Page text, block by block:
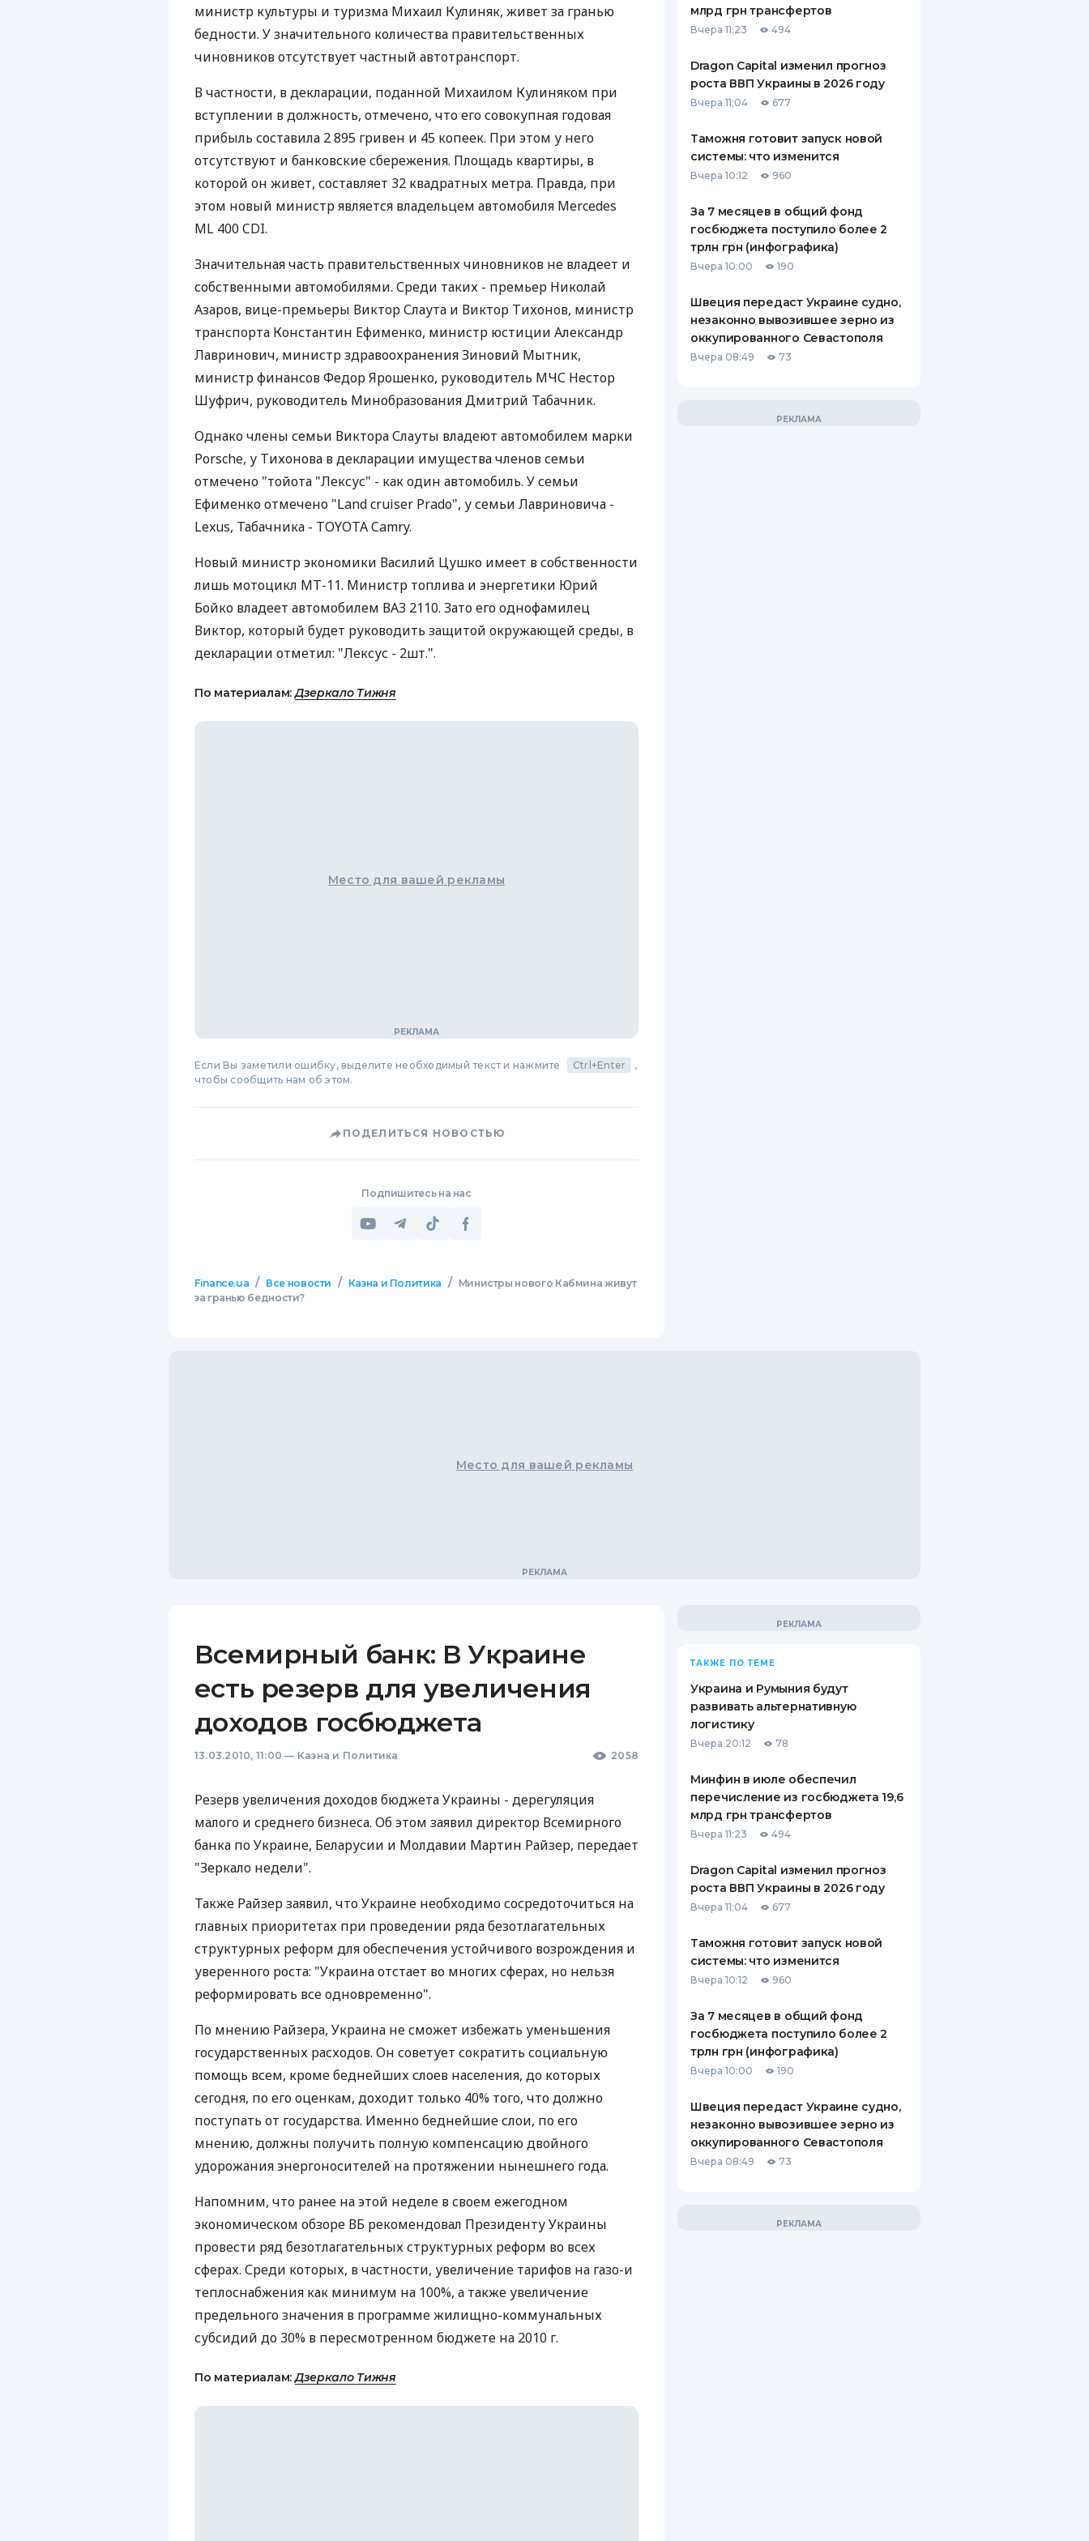
КЕШБЭКА
БАНКОВСКИМ КАРТАМ
ПУТЕВОДИТЕЛИ ПО
ВСЕ СТРАХОВЫЕ ПОЛИСЫ
СТРАХОВЫЕ КОМПАНИИ
ОТЗЫВЫ О СТРАХОВЫХ
КОМПАНИЯХ
КОНТАКТЫ
министр культуры и туризма Михаил Кулиняк, живет за гранью
бедности. У значительного количества правительственных
чиновников отсутствует частный автотранспорт.
В частности, в декларации, поданной Михаилом Кулиняком при
вступлении в должность, отмечено, что его совокупная годовая
прибыль составила 2 895 гривен и 45 копеек. При этом у него
отсутствуют и банковские сбережения. Площадь квартиры, в
которой он живет, составляет 32 квадратных метра. Правда, при
этом новый министр является владельцем автомобиля Mercedes
ML 400 CDI.
Значительная часть правительственных чиновников не владеет и
собственными автомобилями. Среди таких - премьер Николай
Азаров, вице-премьеры Виктор Слаута и Виктор Тихонов, министр
транспорта Константин Ефименко, министр юстиции Александр
Лавринович, министр здравоохранения Зиновий Мытник,
министр финансов Федор Ярошенко, руководитель МЧС Нестор
Шуфрич, руководитель Минобразования Дмитрий Табачник.
Однако члены семьи Виктора Слауты владеют автомобилем марки
Porsche, у Тихонова в декларации имущества членов семьи
отмечено "тойота "Лексус" - как один автомобиль. У семьи
Ефименко отмечено "Land cruiser Prado", у семьи Лавриновича -
Lexus, Табачника - TOYOTA Camry.
Новый министр экономики Василий Цушко имеет в собственности
лишь мотоцикл МТ-11. Министр топлива и энергетики Юрий
Бойко владеет автомобилем ВАЗ 2110. Зато его однофамилец
Виктор, который будет руководить защитой окружающей среды, в
декларации отметил: "Лексус - 2шт.".
По материалам:Дзеркало Тижня
Место для вашей рекламы
Если Вы заметили ошибку, выделите необходимый текст и нажмите Ctrl+Enter
,
чтобы сообщить нам об этом.
ПОДЕЛИТЬСЯ НОВОСТЬЮ
Подпишитесь на нас
Finance.ua / Все новости / Казна и Политика /
Министры нового Кабмина живут
за гранью бедности?
млрд грн трансфертов
Вчера 11:23 494
Dragon Capital изменил прогноз
роста ВВП Украины в 2026 году
Вчера 11:04 677
Таможня готовит запуск новой
системы: что изменится
Вчера 10:12 960
За 7 месяцев в общий фонд
госбюджета поступило более 2
трлн грн (инфографика)
Вчера 10:00 190
Швеция передаст Украине судно,
незаконно вывозившее зерно из
оккупированного Севастополя
Вчера 08:49 73
Место для вашей рекламы
Всемирный банк: В Украине
есть резерв для увеличения
доходов госбюджета
13.03.2010, 11:00 — Казна и Политика 2058
Резерв увеличения доходов бюджета Украины - дерегуляция
малого и среднего бизнеса. Об этом заявил директор Всемирного
банка по Украине, Беларусии и Молдавии Мартин Райзер, передает
"Зеркало недели".
Также Райзер заявил, что Украине необходимо сосредоточиться на
главных приоритетах при проведении ряда безотлагательных
структурных реформ для обеспечения устойчивого возрождения и
уверенного роста: "Украина отстает во многих сферах, но нельзя
реформировать все одновременно".
По мнению Райзера, Украина не сможет избежать уменьшения
государственных расходов. Он советует сократить социальную
помощь всем, кроме беднейших слоев населения, до которых
сегодня, по его оценкам, доходит только 40% того, что должно
поступать от государства. Именно беднейшие слои, по его
мнению, должны получить полную компенсацию двойного
удорожания энергоносителей на протяжении нынешнего года.
Напомним, что ранее на этой неделе в своем ежегодном
экономическом обзоре ВБ рекомендовал Президенту Украины
провести ряд безотлагательных структурных реформ во всех
сферах. Среди которых, в частности, увеличение тарифов на газо-и
теплоснабжения как минимум на 100%, а также увеличение
предельного значения в программе жилищно-коммунальных
субсидий до 30% в пересмотренном бюджете на 2010 г.
По материалам:Дзеркало Тижня
ТАКЖЕ ПО ТЕМЕ
Украина и Румыния будут
развивать альтернативную
логистику
Вчера 20:12 78
Минфин в июле обеспечил
перечисление из госбюджета 19,6
млрд грн трансфертов
Вчера 11:23 494
Dragon Capital изменил прогноз
роста ВВП Украины в 2026 году
Вчера 11:04 677
Таможня готовит запуск новой
системы: что изменится
Вчера 10:12 960
За 7 месяцев в общий фонд
госбюджета поступило более 2
трлн грн (инфографика)
Вчера 10:00 190
Швеция передаст Украине судно,
незаконно вывозившее зерно из
оккупированного Севастополя
Вчера 08:49 73